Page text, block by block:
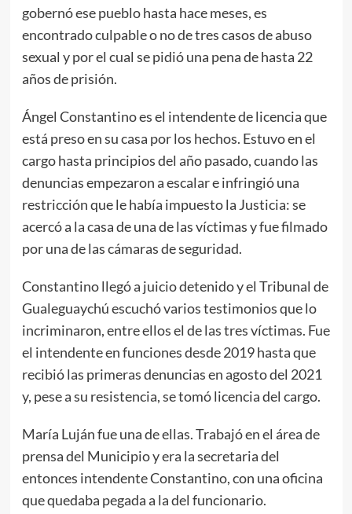
gobernó ese pueblo hasta hace meses, es
encontrado culpable o no de tres casos de abuso
sexual y por el cual se pidió una pena de hasta 22
años de prisión.
Ángel Constantino es el intendente de licencia que
está preso en su casa por los hechos. Estuvo en el
cargo hasta principios del año pasado, cuando las
denuncias empezaron a escalar e infringió una
restricción que le había impuesto la Justicia: se
acercó a la casa de una de las víctimas y fue filmado
por una de las cámaras de seguridad.
Constantino llegó a juicio detenido y el Tribunal de
Gualeguaychú escuchó varios testimonios que lo
incriminaron, entre ellos el de las tres víctimas. Fue
el intendente en funciones desde 2019 hasta que
recibió las primeras denuncias en agosto del 2021
y, pese a su resistencia, se tomó licencia del cargo.
María Luján fue una de ellas. Trabajó en el área de
prensa del Municipio y era la secretaria del
entonces intendente Constantino, con una oficina
que quedaba pegada a la del funcionario.